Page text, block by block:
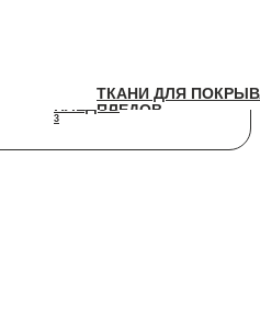
ТКАНИ ДЛЯ ПОКРЫВАЛ И
ПЛЕДОВ
3
ТКАНИ ДЛЯ
ПЛЕДОВ